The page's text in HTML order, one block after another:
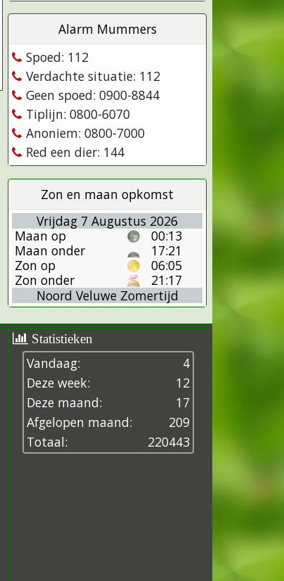
Alarm Mummers
Spoed: 112
Verdachte situatie: 112
Geen spoed: 0900-8844
Tiplijn: 0800-6070
Anoniem: 0800-7000
Red een dier: 144
Zon en maan opkomst
Vrijdag 7 Augustus 2026
Maan op
00:13
Maan onder
17:21
Zon op
06:05
Zon onder
21:17
Noord Veluwe Zomertijd
Statistieken
Vandaag:
4
Deze week:
12
Deze maand:
17
Afgelopen maand:
209
Totaal:
220443